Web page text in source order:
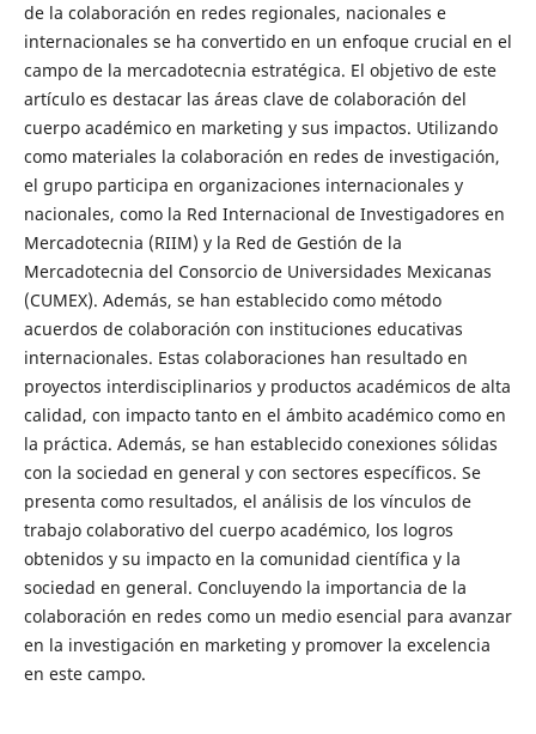
de la colaboración en redes regionales, nacionales e
internacionales se ha convertido en un enfoque crucial en el
campo de la mercadotecnia estratégica. El objetivo de este
artículo es destacar las áreas clave de colaboración del
cuerpo académico en marketing y sus impactos. Utilizando
como materiales la colaboración en redes de investigación,
el grupo participa en organizaciones internacionales y
nacionales, como la Red Internacional de Investigadores en
Mercadotecnia (RIIM) y la Red de Gestión de la
Mercadotecnia del Consorcio de Universidades Mexicanas
(CUMEX). Además, se han establecido como método
acuerdos de colaboración con instituciones educativas
internacionales. Estas colaboraciones han resultado en
proyectos interdisciplinarios y productos académicos de alta
calidad, con impacto tanto en el ámbito académico como en
la práctica. Además, se han establecido conexiones sólidas
con la sociedad en general y con sectores específicos. Se
presenta como resultados, el análisis de los vínculos de
trabajo colaborativo del cuerpo académico, los logros
obtenidos y su impacto en la comunidad científica y la
sociedad en general. Concluyendo la importancia de la
colaboración en redes como un medio esencial para avanzar
en la investigación en marketing y promover la excelencia
en este campo.